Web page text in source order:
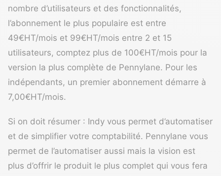
nombre d’utilisateurs et des fonctionnalités,
l’abonnement le plus populaire est entre
49€HT/mois et 99€HT/mois entre 2 et 15
utilisateurs, comptez plus de 100€HT/mois pour la
version la plus complète de Pennylane. Pour les
indépendants, un premier abonnement démarre à
7,00€HT/mois.
Si on doit résumer : Indy vous permet d’automatiser
et de simplifier votre comptabilité. Pennylane vous
permet de l’automatiser aussi mais la vision est
plus d’offrir le produit le plus complet qui vous fera